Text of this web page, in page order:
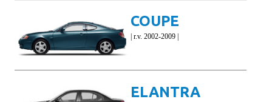
COUPE
| r.v. 2002-2009 |
ELANTRA